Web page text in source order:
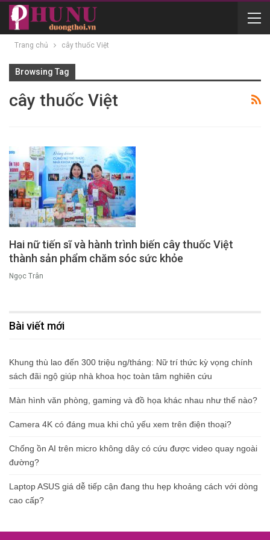
Trang chủ cây thuốc Việt
Browsing Tag
cây thuốc Việt
Hai nữ tiến sĩ và hành trình biến cây thuốc Việt
thành sản phẩm chăm sóc sức khỏe
Ngọc Trân
Bài viết mới
Khung thù lao đến 300 triệu ng/tháng: Nữ trí thức kỳ vọng chính
sách đãi ngộ giúp nhà khoa học toàn tâm nghiên cứu
Màn hình văn phòng, gaming và đồ họa khác nhau như thế nào?
Camera 4K có đáng mua khi chủ yếu xem trên điện thoại?
Chống ồn AI trên micro không dây có cứu được video quay ngoài
đường?
Laptop ASUS giá dễ tiếp cận đang thu hẹp khoảng cách với dòng
cao cấp?